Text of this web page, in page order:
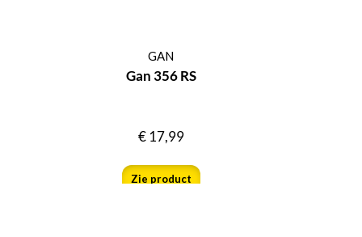
GAN
Gan 356 RS
€17,99
Zie product